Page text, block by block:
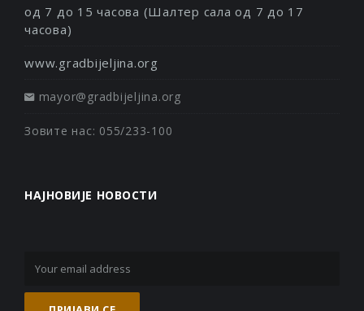
од 7 до 15 часова (Шалтер сала од 7 до 17
часова)
www.gradbijeljina.org
mayor@gradbijeljina.org
Зовите нас: 055/233-100
НАЈНОВИЈЕ НОВОСТИ